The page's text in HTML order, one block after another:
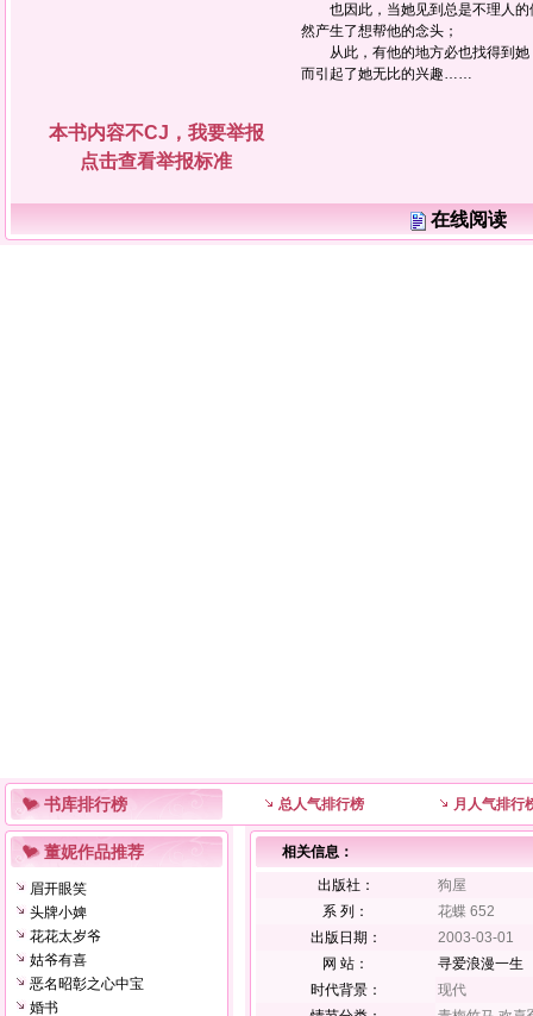
也因此，当她见到总是不理人的
然产生了想帮他的念头；
从此，有他的地方必也找得到她
而引起了她无比的兴趣……
本书内容不CJ，我要举报
点击查看举报标准
在线阅读
书库排行榜 总人气排行榜 月人气排行
董妮作品推荐
眉开眼笑
头牌小婢
花花太岁爷
姑爷有喜
恶名昭彰之心中宝
婚书
相关信息：
出版社：
狗屋
系 列：
花蝶 652
出版日期：
2003-03-01
网 站：
寻爱浪漫一生
时代背景：
现代